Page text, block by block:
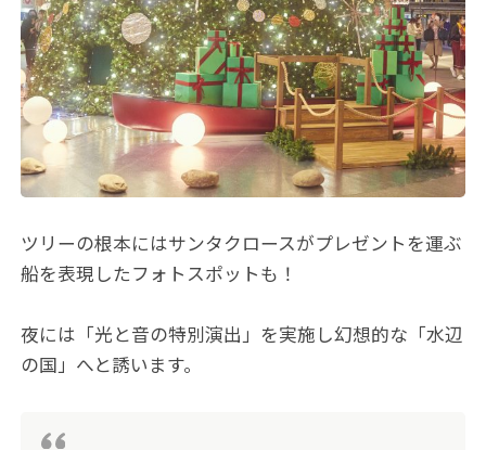
ツリーの根本にはサンタクロースがプレゼントを運ぶ
船を表現したフォトスポットも！
夜には「光と音の特別演出」を実施し幻想的な「水辺
の国」へと誘います。